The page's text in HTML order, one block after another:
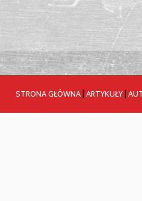
STRONA GŁÓWNA|ARTYKUŁY|